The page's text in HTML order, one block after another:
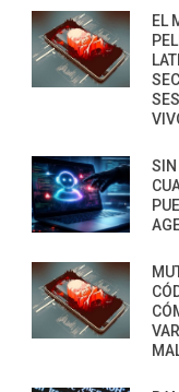
EL
SIN